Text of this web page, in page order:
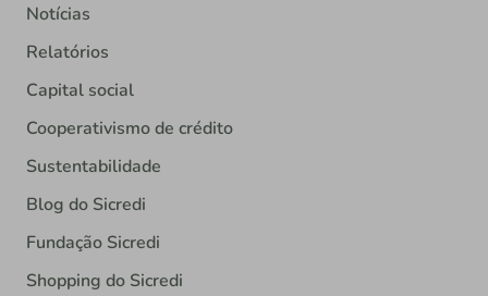
Notícias
Relatórios
Capital social
Cooperativismo de crédito
Sustentabilidade
Blog do Sicredi
Fundação Sicredi
Shopping do Sicredi